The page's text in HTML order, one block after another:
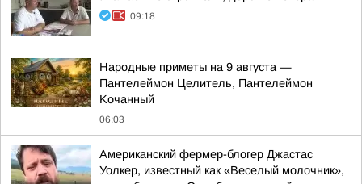
09:18
Hapoдныe пpимeты нa 9 aвгуcтa —
Пaнтeлeймoн Цeлитeль, Пaнтeлeймoн
Koчaнный
06:03
Американский фермер-блогер Джастас
Уолкер, известный как «Веселый молочник»,